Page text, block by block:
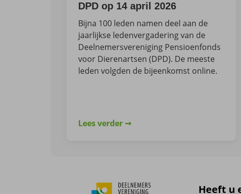
DPD op 14 april 2026
Bijna 100 leden namen deel aan de
jaarlijkse ledenvergadering van de
Deelnemersvereniging Pensioenfonds
voor Dierenartsen (DPD). De meeste
leden volgden de bijeenkomst online.
Lees verder
Heeft u